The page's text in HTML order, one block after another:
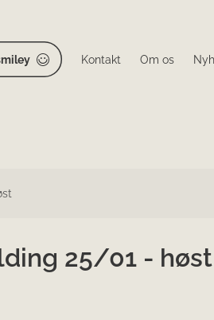
Kontakt Om os
25/01 - høst